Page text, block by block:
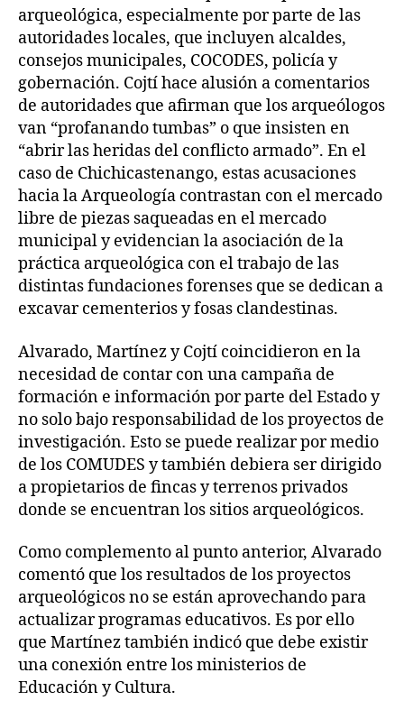
arqueológica, especialmente por parte de las
autoridades locales, que incluyen alcaldes,
consejos municipales, COCODES, policía y
gobernación. Cojtí hace alusión a comentarios
de autoridades que afirman que los arqueólogos
van “profanando tumbas” o que insisten en
“abrir las heridas del conflicto armado”. En el
caso de Chichicastenango, estas acusaciones
hacia la Arqueología contrastan con el mercado
libre de piezas saqueadas en el mercado
municipal y evidencian la asociación de la
práctica arqueológica con el trabajo de las
distintas fundaciones forenses que se dedican a
excavar cementerios y fosas clandestinas.
Alvarado, Martínez y Cojtí coincidieron en la
necesidad de contar con una campaña de
formación e información por parte del Estado y
no solo bajo responsabilidad de los proyectos de
investigación. Esto se puede realizar por medio
de los COMUDES y también debiera ser dirigido
a propietarios de fincas y terrenos privados
donde se encuentran los sitios arqueológicos.
Como complemento al punto anterior, Alvarado
comentó que los resultados de los proyectos
arqueológicos no se están aprovechando para
actualizar programas educativos. Es por ello
que Martínez también indicó que debe existir
una conexión entre los ministerios de
Educación y Cultura.